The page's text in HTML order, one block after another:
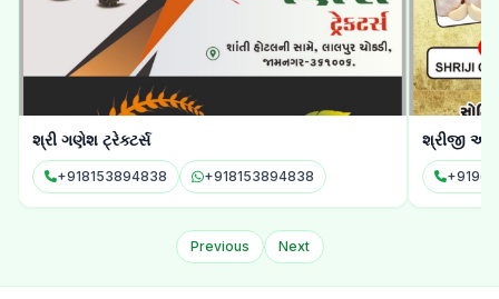
શ્રીજી ઓર્ગેનિક & ફીડ
+919624247920 +919624247920
ગજાનંદ
Previous Next